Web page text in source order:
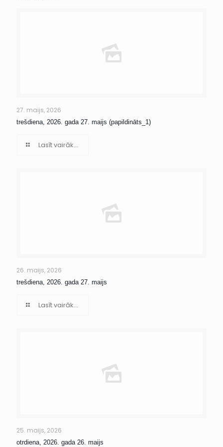
27. maijs, 2026
trešdiena, 2026. gada 27. maijs (papildināts_1)
Lasīt vairāk...
26. maijs, 2026
trešdiena, 2026. gada 27. maijs
Lasīt vairāk...
25. maijs, 2026
otrdiena, 2026. gada 26. maijs